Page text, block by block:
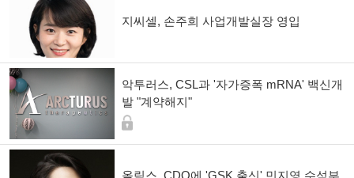
지씨셀, 손주희 사업개발실장 영입
악투러스, CSL과 '자가증폭 mRNA' 백신개
발 "계약해지"
올릭스, CDO에 'GSK 출신' 민지영 수석부